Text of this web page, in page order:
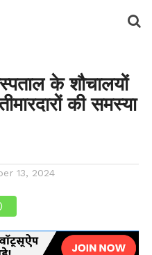
के शौचालयों
की समस्या
13, 2024